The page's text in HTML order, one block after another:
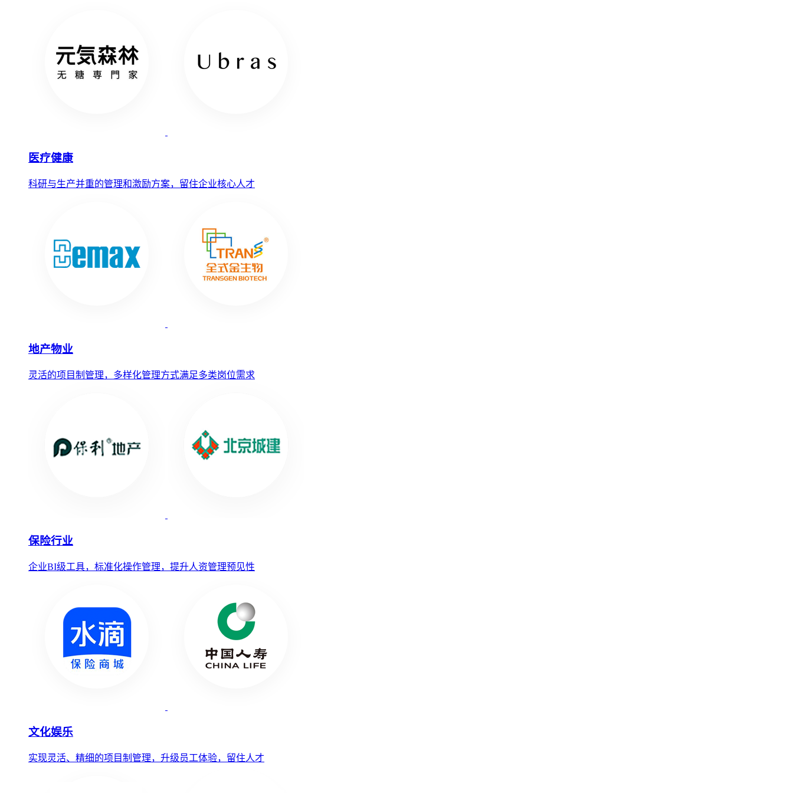
医疗健康
科研与生产并重的管理和激励方案，留住企业核心人才
地产物业
灵活的项目制管理，多样化管理方式满足多类岗位需求
保险行业
企业BI级工具，标准化操作管理，提升人资管理预见性
文化娱乐
实现灵活、精细的项目制管理，升级员工体验，留住人才